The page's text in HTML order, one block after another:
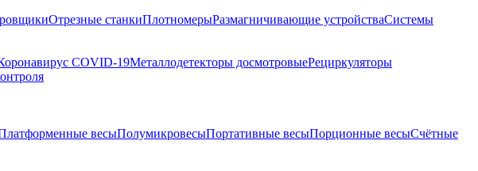
Отрезные станкиПлотномерыРазмагничивающие устройстваСистемы
COVID-19Металлодетекторы досмотровыеРециркуляторы
весыПолумикровесыПортативные весыПорционные весыСчётные